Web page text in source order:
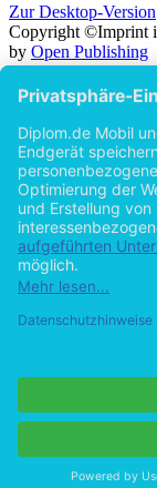
Zur Desktop-Version
Copyright ©Imprint
by Open Publishing
Zurück
Suche in
Titel
Autor
Volltext
Erscheinungsjahr
Beliebiges
ab 2026
ab 2025
ab 2023
ab 2010
Cookie-